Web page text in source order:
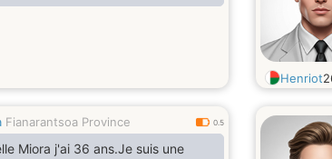
Henriot
Fianarantsoa Province 0.5
Miora j'ai 36 ans.Je suis une